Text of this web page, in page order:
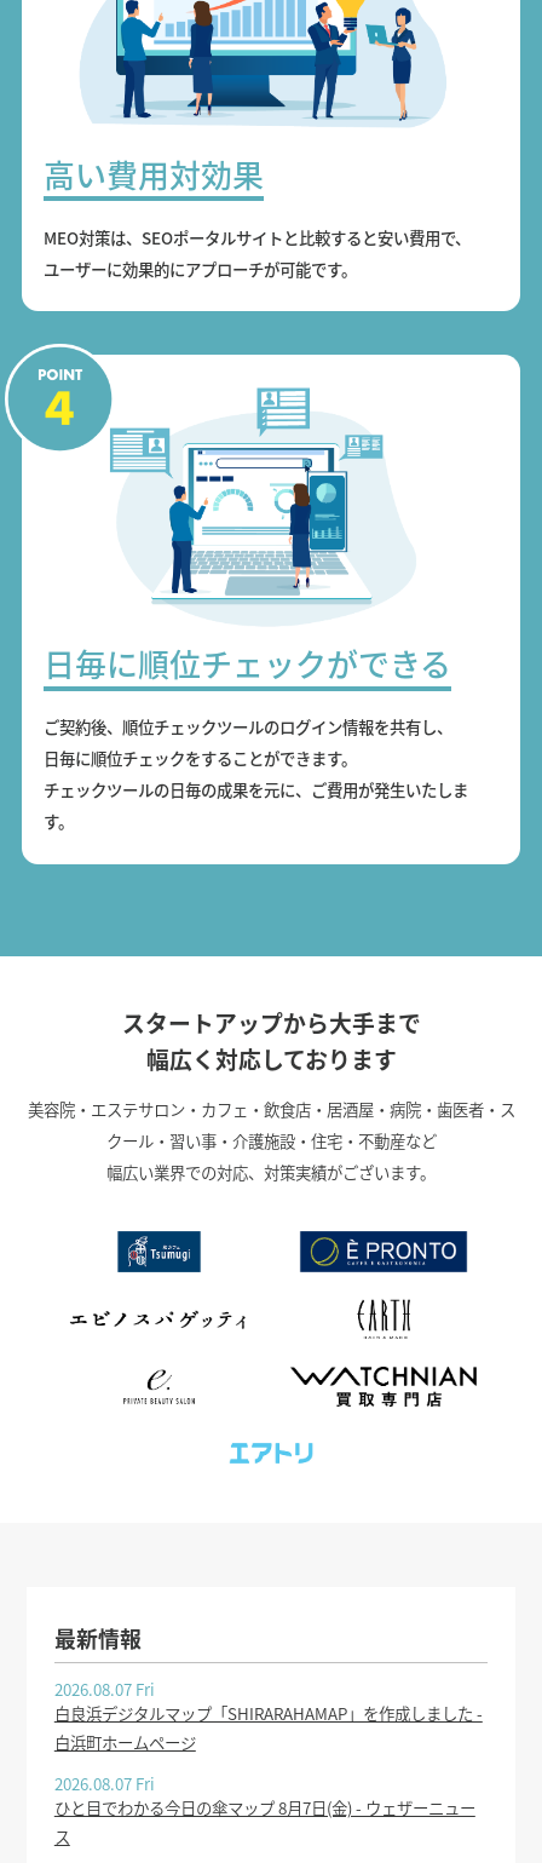
高い費用対効果
MEO対策は、SEOポータルサイトと比較すると安い費用で、
ユーザーに効果的にアプローチが可能です。
日毎に順位チェックができる
ご契約後、順位チェックツールのログイン情報を共有し、
日毎に順位チェックをすることができます。
チェックツールの日毎の成果を元に、ご費用が発生いたしま
す。
スタートアップから大手まで
幅広く対応しております
美容院・エステサロン・カフェ・飲食店・居酒屋・病院・歯医者・ス
クール・習い事・介護施設・住宅・不動産など
幅広い業界での対応、対策実績がございます。
最新情報
2026.08.07 Fri
白良浜デジタルマップ「SHIRARAHAMAP」を作成しました -
白浜町ホームページ
2026.08.07 Fri
ひと目でわかる今日の傘マップ 8月7日(金) - ウェザーニュー
ス